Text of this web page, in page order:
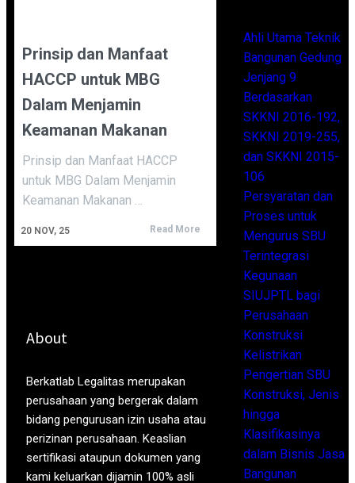
Prinsip dan Manfaat
HACCP untuk MBG
Dalam Menjamin
Keamanan Makanan
20 NOV, 25
Prinsip dan Manfaat HACCP
untuk MBG Dalam Menjamin
Keamanan Makanan …
Read More
Ahli Utama Teknik
Bangunan Gedung
Jenjang 9
Berdasarkan
SKKNI 2016-192,
SKKNI 2019-255,
dan SKKNI 2015-
106
Persyaratan dan
Proses untuk
Mengurus SBU
Terintegrasi
Kegunaan
SIUJPTL bagi
Perusahaan
Konstruksi
Kelistrikan
Pengertian SBU
Konstruksi, Jenis
hingga
Klasifikasinya
dalam Bisnis Jasa
Bangunan
About
Berkatlab Legalitas merupakan
perusahaan yang bergerak dalam
bidang pengurusan izin usaha atau
perizinan perusahaan. Keaslian
sertifikasi ataupun dokumen yang
kami keluarkan dijamin 100% asli